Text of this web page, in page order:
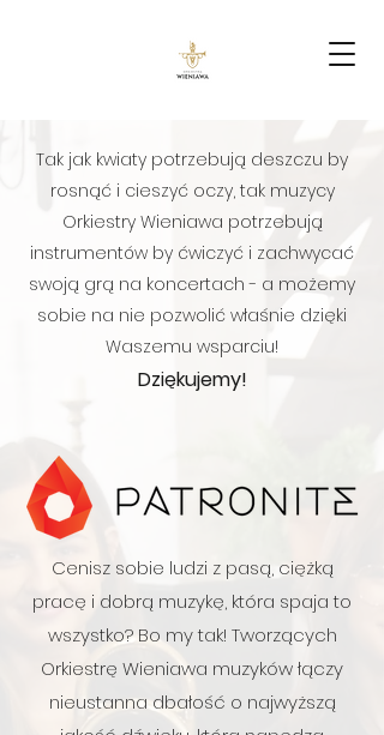
Tak jak kwiaty potrzebują deszczu by
rosnąć i cieszyć oczy, tak muzycy
Orkiestry Wieniawa potrzebują
instrumentów by ćwiczyć i zachwycać
swoją grą na koncertach - a możemy
sobie na nie pozwolić właśnie dzięki
Waszemu wsparciu!
Dziękujemy!
Cenisz sobie ludzi z pasą, ciężką
pracę i dobrą muzykę, która spaja to
wszystko? Bo my tak! Tworzących
Orkiestrę Wieniawa muzyków łączy
nieustanna dbałość o najwyższą